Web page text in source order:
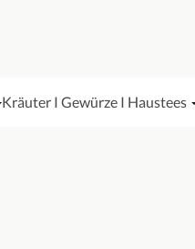
Kräuter I Gewürze I Haustees